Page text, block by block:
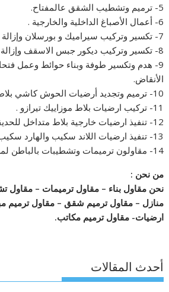
5- ترميم وتشطيب الشقق عالمفتاح.
6- أعمال الأصباغ الداخلية والخارجية .
7- تكسير وتركيب سيراميك و بورسلان وإزالة الأنقاض .
8- تكسير وتركيب ديكور جبس الاسقف وإزالة الأنقاض .
9- هدم وتكسير طوفة وبناء حوائط وعمل
الأنقاض.
10- ترميم وتجديد أرضيات الحوش كاشي بلاط سيراميك .
11- تركيب ارضيات بلاط موزاييك تيرازو .
12- تنفيذ ارضيات خارجية بلاط متداخل للحديقة والممرات.
13- تنفيذ ارضيات اللاند سكيب والهارد سكيب .
14- مقاولون ترميمات وتشطيبات بالباطن لمشاريع البناء في الكويت.
من نحن :
نحن مقاول بناء – مقاول ترميمات – مقاول
منازل – مقاول ترميم شقق – مقاول ترميم
ارضيات- مقاول ترميم مكاتب.
أحدث المقالات